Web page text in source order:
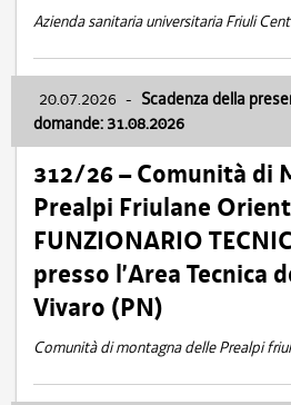
Azienda sanitaria universitaria Friuli
20.07.2026 - Scadenza della
domande: 31.08.2026
312/26 – Comunità di
Prealpi Friulane
FUNZIONARIO
presso l’Area Tecnica
Vivaro (PN)
Comunità di montagna delle Prealpi